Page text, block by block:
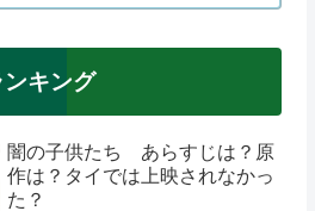
ンキング
闇の子供たち あらすじは？原
作は？タイでは上映されなかっ
た？